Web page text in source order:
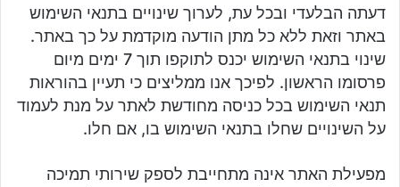
דעתה הבלעדי ובכל עת, לערוך שינויים בתנאי השימוש
באתר וזאת ללא כל מתן הודעה מוקדמת על כך באתר.
שינוי בתנאי השימוש יכנס לתוקפו תוך 7 ימים מיום
פרסומו הראשון. לפיכך אנו ממליצים כי תעיין בהוראות
תנאי השימוש בכל כניסה מחודשת לאתר על מנת לעמוד
על השינויים שחלו בתנאי השימוש בו, אם חלו.
מפעילת האתר אינה מתחייבת לספק שירותי תמיכה